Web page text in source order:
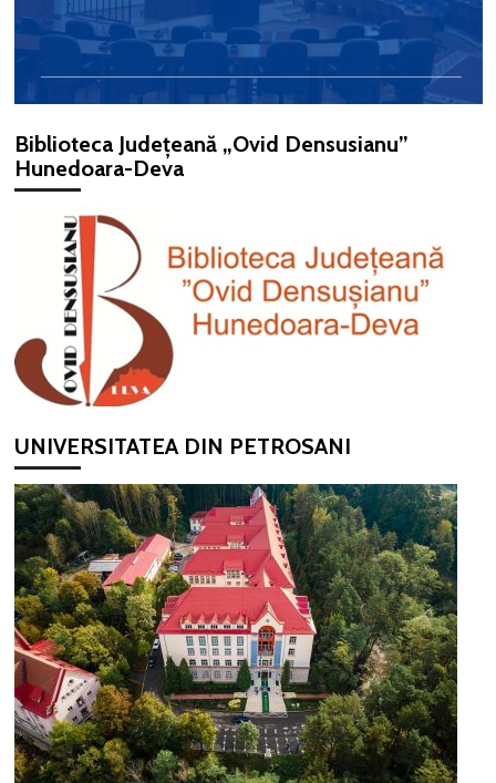
Biblioteca Județeană „Ovid Densusianu”
Hunedoara-Deva
UNIVERSITATEA DIN PETROSANI